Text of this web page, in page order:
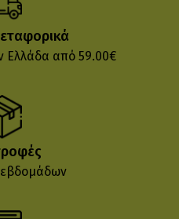
Ελλάδα από 59.00€